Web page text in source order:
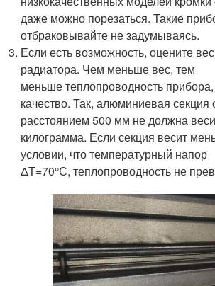
даже можно порезаться. Такие
отбраковывайте не задумываясь.
Если есть возможность, оцените
радиатора. Чем меньше вес, тем
меньше теплопроводность
качество. Так, алюминиевая
расстоянием 500 мм не должна
килограмма. Если секция весит
условии, что температурный напор
ΔT=70°С, теплопроводность не